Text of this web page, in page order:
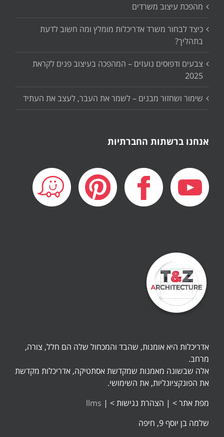
מהפכת עיצוב משרדים
כיצד לבחור משרד אדריכלות מומלץ ומה חשוב לדעת
בתהליך?
צבעים ודפוסים נועזים – המהפכה בעיצוב פנים לקראת
2025
שימור ושחזור מבנים – לשמר את העבר, לעצב את העתיד
אנחנו ברשתות החברתיות
אדריכלות היא אומנות, שהבד והמכחול שלה הם חלל, צורה,
מרחב.
אלה שבשונה מאמנות שמקדשת אסתטיקה, אדריכלות מקדשת
את הפונקציונליות, את השימושי.
מפת אתר > | הצהרת נגישות > |
llms
שלמה בן יוסף 9, חיפה